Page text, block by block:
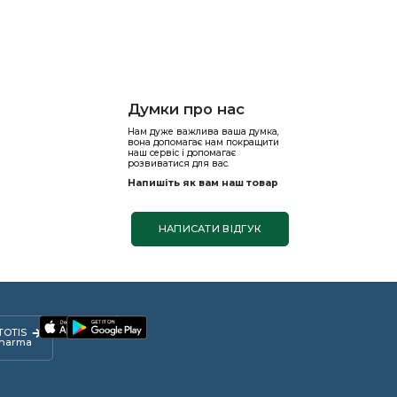
Думки про нас
Нам дуже важлива ваша думка,
вона допомагає нам покращити
наш сервіс і допомагає
розвиватися для вас.
Напишіть як вам наш товар
НАПИСАТИ ВІДГУК